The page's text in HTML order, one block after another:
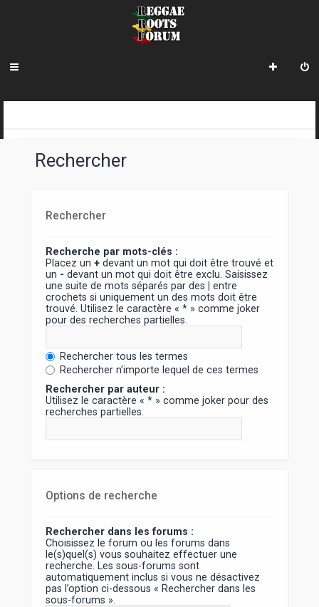
Rechercher
Rechercher
Recherche par mots-clés :
Placez un +devant un mot qui doit être trouvé et
un - devant un mot qui doit être exclu. Saisissez
une suite de mots séparés par des | entre
crochets si uniquement un des mots doit être
trouvé. Utilisez le caractère « * » comme joker
pour des recherches partielles.
Rechercher tous les termes
Rechercher n’importe lequel de ces termes
Rechercher par auteur :
Utilisez le caractère « * » comme joker pour des
recherches partielles.
Options de recherche
Rechercher dans les forums :
Choisissez le forum ou les forums dans
le(s)quel(s) vous souhaitez effectuer une
recherche. Les sous-forums sont
automatiquement inclus si vous ne désactivez
pas l’option ci-dessous « Rechercher dans les
sous-forums ».